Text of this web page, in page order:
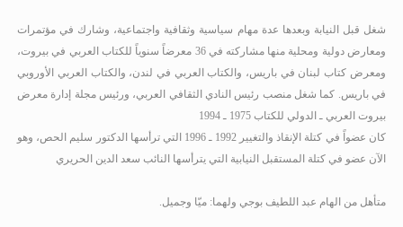
شغل قبل النيابة وبعدها عدة مهام سياسية وثقافية واجتماعية، وشارك في مؤتمرات
ومعارض دولية ومحلية منها مشاركته في 36 معرضاً سنوياً للكتاب العربي في بيروت،
ومعرض كتاب لبنان في باريس، والكتاب العربي في لندن، والكتاب العربي الأوروبي
في باريس. كما شغل منصب رئيس النادي الثقافي العربي، ورئيس مجلة إدارة معرض
بيروت العربي ـ الدولي للكتاب 1975 ـ 1994
كان عضواً في كتلة الإنقاذ والتغيير 1992 ـ 1996 التي ترأسها الدكتور سليم الحص، وهو
الآن عضو في كتلة المستقبل النيابية التي يترأسها النائب سعد الدين الحريري
متأهل من الهام عبد اللطيف بوجي ولهما: ميّا وجميل.